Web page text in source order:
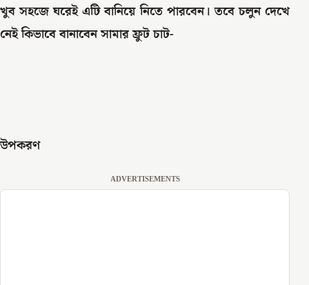
খুব সহজে ঘরেই এটি বানিয়ে নিতে পারবেন। তবে চলুন দেখে
নেই কিভাবে বানাবেন সামার ফ্রুট চাট-
উপকরণ
ADVERTISEMENTS